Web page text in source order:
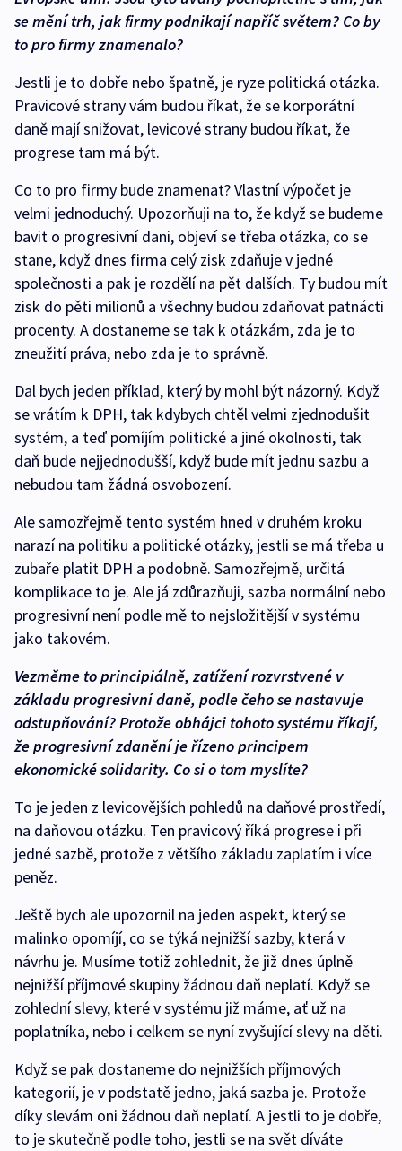
se mění trh, jak firmy podnikají napříč světem? Co by
to pro firmy znamenalo?
Jestli je to dobře nebo špatně, je ryze politická otázka.
Pravicové strany vám budou říkat, že se korporátní
daně mají snižovat, levicové strany budou říkat, že
progrese tam má být.
Co to pro firmy bude znamenat? Vlastní výpočet je
velmi jednoduchý. Upozorňuji na to, že když se budeme
bavit o progresivní dani, objeví se třeba otázka, co se
stane, když dnes firma celý zisk zdaňuje v jedné
společnosti a pak je rozdělí na pět dalších. Ty budou mít
zisk do pěti milionů a všechny budou zdaňovat patnácti
procenty. A dostaneme se tak k otázkám, zda je to
zneužití práva, nebo zda je to správně.
Dal bych jeden příklad, který by mohl být názorný. Když
se vrátím k DPH, tak kdybych chtěl velmi zjednodušit
systém, a teď pomíjím politické a jiné okolnosti, tak
daň bude nejjednodušší, když bude mít jednu sazbu a
nebudou tam žádná osvobození.
Ale samozřejmě tento systém hned v druhém kroku
narazí na politiku a politické otázky, jestli se má třeba u
zubaře platit DPH a podobně. Samozřejmě, určitá
komplikace to je. Ale já zdůrazňuji, sazba normální nebo
progresivní není podle mě to nejsložitější v systému
jako takovém.
Vezměme to principiálně, zatížení rozvrstvené v
základu progresivní daně, podle čeho se nastavuje
odstupňování? Protože obhájci tohoto systému říkají,
že progresivní zdanění je řízeno principem
ekonomické solidarity. Co si o tom myslíte?
To je jeden z levicovějších pohledů na daňové prostředí,
na daňovou otázku. Ten pravicový říká progrese i při
jedné sazbě, protože z většího základu zaplatím i více
peněz.
Ještě bych ale upozornil na jeden aspekt, který se
malinko opomíjí, co se týká nejnižší sazby, která v
návrhu je. Musíme totiž zohlednit, že již dnes úplně
nejnižší příjmové skupiny žádnou daň neplatí. Když se
zohlední slevy, které v systému již máme, ať už na
poplatníka, nebo i celkem se nyní zvyšující slevy na děti.
Když se pak dostaneme do nejnižších příjmových
kategorií, je v podstatě jedno, jaká sazba je. Protože
díky slevám oni žádnou daň neplatí. A jestli to je dobře,
to je skutečně podle toho, jestli se na svět díváte